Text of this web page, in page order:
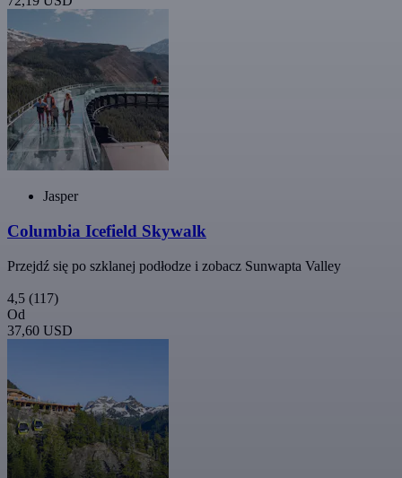
Jasper
Columbia Icefield Skywalk
Przejdź się po szklanej podłodze i zobacz Sunwapta Valley
4,5 (117)
Od
37,60 USD